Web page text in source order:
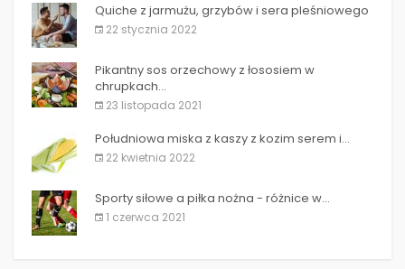
Quiche z jarmużu, grzybów i sera pleśniowego
22 stycznia 2022
Pikantny sos orzechowy z łososiem w
chrupkach...
23 listopada 2021
Południowa miska z kaszy z kozim serem i...
22 kwietnia 2022
Sporty siłowe a piłka nożna - różnice w...
1 czerwca 2021